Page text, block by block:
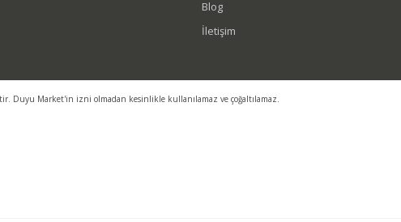
Blog
İletişim
Duyu Market'in izni olmadan kesinlikle kullanılamaz ve çoğaltılamaz.